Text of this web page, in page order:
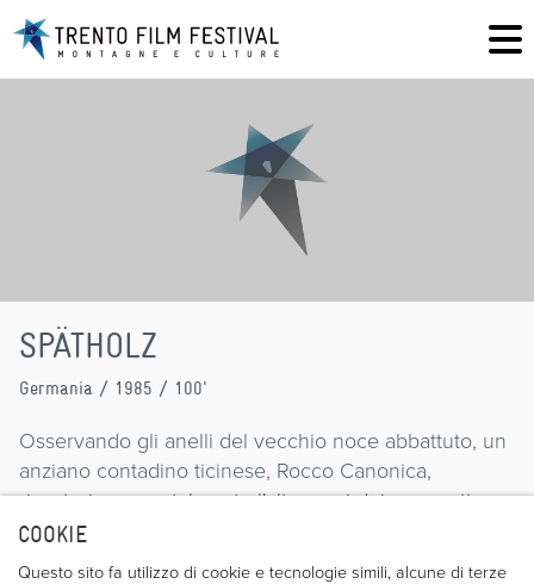
COOKIE
Questo sito fa utilizzo di cookie e tecnologie simili, alcune di terze
SPÄTHOLZ
Germania / 1985 / 100'
Osservando gli anelli del vecchio noce abbattuto, un
anziano contadino ticinese, Rocco Canonica,
ricostruisce mentalmente l'alternarsi dei momenti
sereni e di quelli tristi della sua lunga vita e di quella